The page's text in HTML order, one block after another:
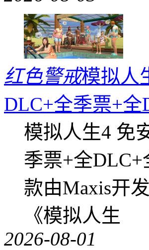
红色警戒模拟人
DLC+全季票+
模拟人生4 免
季票+全
款由Maxis开
《模拟人生
2026-08-01